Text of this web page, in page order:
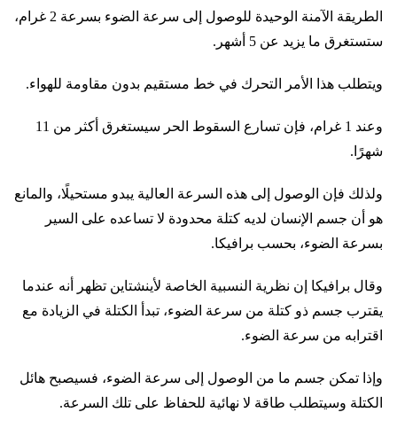
الطريقة الآمنة الوحيدة للوصول إلى سرعة الضوء بسرعة 2 غرام،
ستستغرق ما يزيد عن 5 أشهر.
ويتطلب هذا الأمر التحرك في خط مستقيم بدون مقاومة للهواء.
وعند 1 غرام، فإن تسارع السقوط الحر سيستغرق أكثر من 11
شهرًا.
ولذلك فإن الوصول إلى هذه السرعة العالية يبدو مستحيلًا، والمانع
هو أن جسم الإنسان لديه كتلة محدودة لا تساعده على السير
بسرعة الضوء، بحسب برافيكا.
وقال برافيكا إن نظرية النسبية الخاصة لأينشتاين تظهر أنه عندما
يقترب جسم ذو كتلة من سرعة الضوء، تبدأ الكتلة في الزيادة مع
اقترابه من سرعة الضوء.
وإذا تمكن جسم ما من الوصول إلى سرعة الضوء، فسيصبح هائل
الكتلة وسيتطلب طاقة لا نهائية للحفاظ على تلك السرعة.